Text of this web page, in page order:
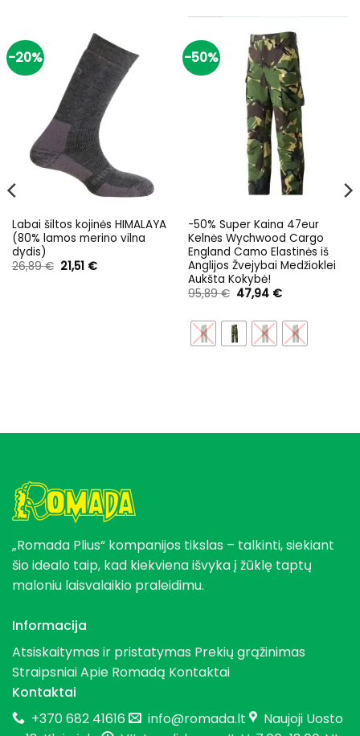
-20%
Labai šiltos kojinės HIMALAYA
(80% lamos merino vilna
dydis)
26,89€ Original
price
21,51 €Current
-50%
-50% Super Kaina 47eur
Kelnės Wychwood Cargo
England Camo Elastinės iš
Anglijos Žvejybai Medžioklei
Aukšta Kokybė!
95,89€ Original
price
95,89 €.
47,94 €Current
47,94 €.
„Romada Plius“ kompanijos tikslas – talkinti, siekiant
šio idealo taip, kad kiekviena išvyka į žūklę taptų
maloniu laisvalaikio praleidimu.
Informacija
Atsiskaitymas ir pristatymas Prekių grąžinimas
StraipsniaiApie Romadą Kontaktai
Kontaktai
+370 682 41616
info@romada.lt
Naujoji Uosto